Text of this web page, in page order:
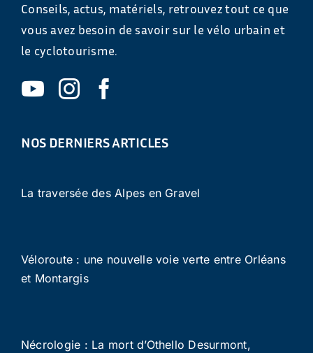
Conseils, actus, matériels, retrouvez tout ce que
vous avez besoin de savoir sur le vélo urbain et
le cyclotourisme.
NOS DERNIERS ARTICLES
La traversée des Alpes en Gravel
Véloroute : une nouvelle voie verte entre Orléans
et Montargis
Nécrologie : La mort d’Othello Desurmont,